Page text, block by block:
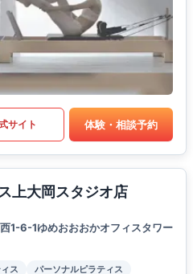
サイト 体験・相談予約
上大岡スタジオ店
1-6-1ゆめおおおかオフィスタワー
ス
パーソナルピラティス